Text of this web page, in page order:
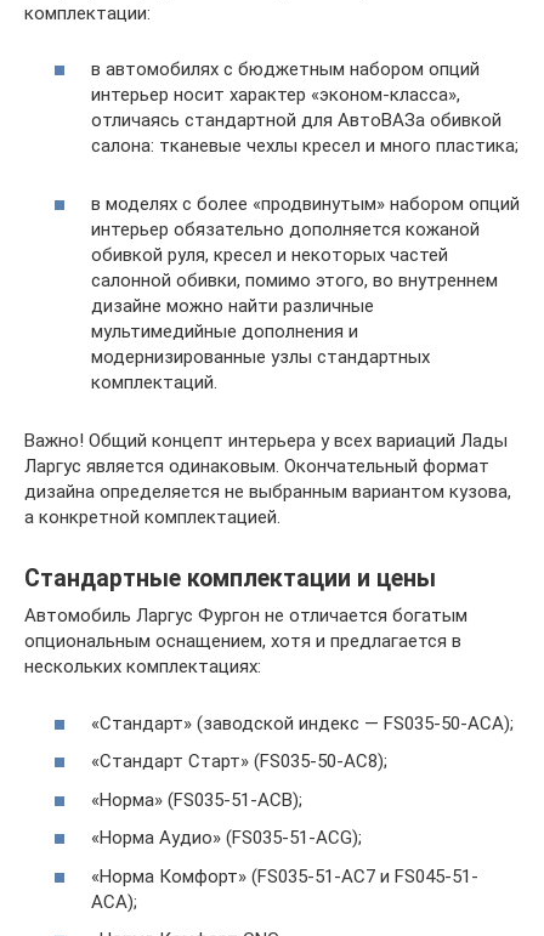
комплектации:
в автомобилях с бюджетным набором опций
интерьер носит характер «эконом-класса»,
отличаясь стандартной для АвтоВАЗа обивкой
салона: тканевые чехлы кресел и много пластика;
в моделях с более «продвинутым» набором опций
интерьер обязательно дополняется кожаной
обивкой руля, кресел и некоторых частей
салонной обивки, помимо этого, во внутреннем
дизайне можно найти различные
мультимедийные дополнения и
модернизированные узлы стандартных
комплектаций.
Важно! Общий концепт интерьера у всех вариаций Лады
Ларгус является одинаковым. Окончательный формат
дизайна определяется не выбранным вариантом кузова,
а конкретной комплектацией.
Стандартные комплектации и цены
Автомобиль Ларгус Фургон не отличается богатым
опциональным оснащением, хотя и предлагается в
нескольких комплектациях:
«Стандарт» (заводской индекс — FS035-50-ACA);
«Стандарт Старт» (FS035-50-AC8);
«Норма» (FS035-51-ACB);
«Норма Аудио» (FS035-51-ACG);
«Норма Комфорт» (FS035-51-AC7 и FS045-51-
ACA);